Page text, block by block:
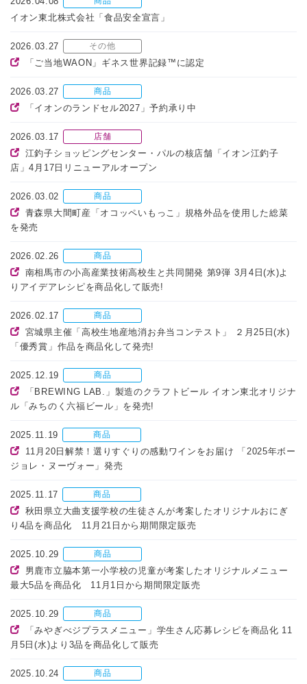
イオン東北株式会社「食品安全宣言」
2026.03.27 その他
「ご当地WAON」ギネス世界記録™に認定
2026.03.27 商品
「イオンのランドセル2027」予約承り中
2026.03.17 店舗
江釣子ショッピングセンター・パルの核店舗「イオン江釣子
店」4月17日リニューアルオープン
2026.03.02 商品
青森県大間町産「オコッペいもっこ」規格外品を使用した総菜
を発売
2026.02.26 商品
南相馬市の小高産業技術高校生と共同開発 第9弾 3月4日(水)よ
りアイデアレシピを商品化して販売!
2026.02.17 商品
宮城県主催「高校生地産地消お弁当コンテスト」 ２月25日(水)
「優秀賞」作品を商品化して発売!
2025.12.19 商品
「BREWING LAB.」製造のクラフトビール イオン東北オリジナ
ル「みちのく六福ビール」を発売!
2025.11.19 商品
11月20日解禁！選りすぐりの感動ワインをお届け 「2025年ボー
ジョレ・ヌーヴォー」発売
2025.11.17 商品
秋田県立大曲支援学校の生徒さんが考案したオリジナルおにぎ
り4品を商品化 11月21日から期間限定販売
2025.10.29 商品
男鹿市立脇本第一小学校の児童が考案したオリジナルメニュー
最大5品を商品化 11月1日から期間限定販売
2025.10.29 商品
「みやぎべジプラスメニュー」学生さん応募レシピを商品化 11
月5日(水)より3品を商品化して販売
2025.10.24 商品